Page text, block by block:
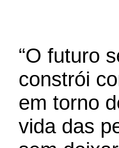
“O futuro
constrói
em torno
vida das